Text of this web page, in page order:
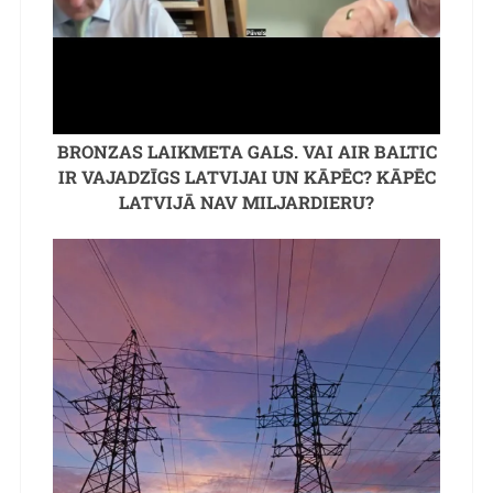
BRONZAS LAIKMETA GALS. VAI AIR BALTIC
IR VAJADZĪGS LATVIJAI UN KĀPĒC? KĀPĒC
LATVIJĀ NAV MILJARDIERU?